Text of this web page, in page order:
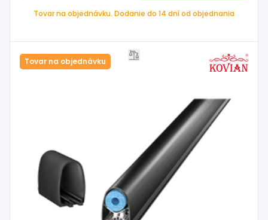
Tovar na objednávku. Dodanie do 14 dní od objednania
Tovar na objednávku